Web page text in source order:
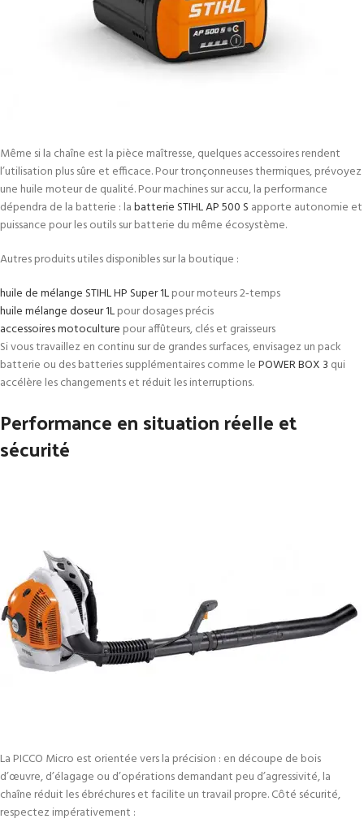
Même si la chaîne est la pièce maîtresse, quelques accessoires rendent
l’utilisation plus sûre et efficace. Pour tronçonneuses thermiques, prévoyez
une huile moteur de qualité. Pour machines sur accu, la performance
dépendra de la batterie : labatterie STIHL AP 500 S apporte autonomie et
puissance pour les outils sur batterie du même écosystème.
Autres produits utiles disponibles sur la boutique :
huile de mélange STIHL HP Super 1Lpour moteurs 2‑temps
huile mélange doseur 1Lpour dosages précis
accessoires motoculture pour affûteurs, clés et graisseurs
Si vous travaillez en continu sur de grandes surfaces, envisagez un pack
batterie ou des batteries supplémentaires comme lePOWER BOX 3 qui
accélère les changements et réduit les interruptions.
Performance en situation réelle et
sécurité
La PICCO Micro est orientée vers la précision : en découpe de bois
d’œuvre, d’élagage ou d’opérations demandant peu d’agressivité, la
chaîne réduit les ébréchures et facilite un travail propre. Côté sécurité,
respectez impérativement :